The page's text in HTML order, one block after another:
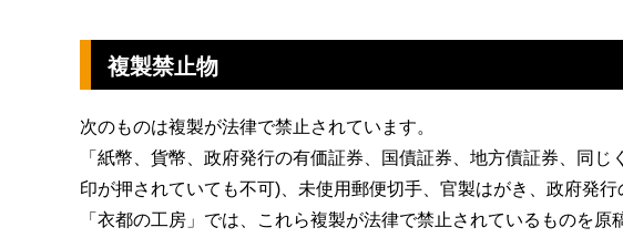
複製禁止物
次のものは複製が法律で禁止されています。
「紙幣、貨幣、政府発行の有価証券、国債証券、地方債証券、同
印が押されていても不可)、未使用郵便切手、官製はがき、政府発行
「衣都の工房」では、これら複製が法律で禁止されているものを原